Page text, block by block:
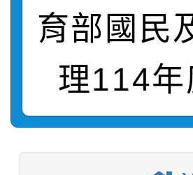
結果(第4招)
學年度第1
結果(第12
轉知：桃園
賽及師生本
賽實施要點
轉知：「桃
比賽實施要
轉知：「
育部國民
理114